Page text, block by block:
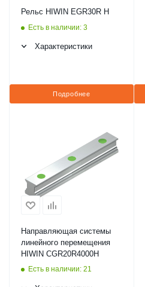
Рельс HIWIN EGR30R H
Есть в наличии: 3
Характеристики
Подробнее
Направляющая системы
линейного перемещения
HIWIN CGR20R4000H
Есть в наличии: 21